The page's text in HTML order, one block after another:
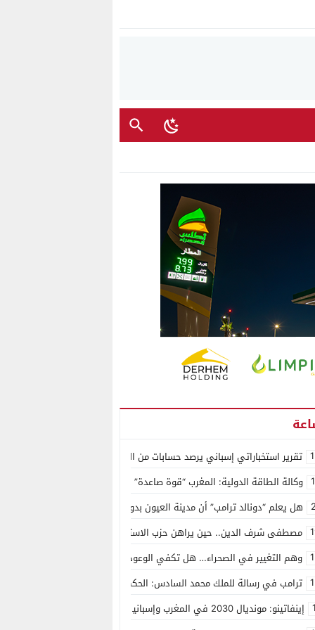
تقرير استخباراتي إسباني يرصد حسابات من الجزائر وأرقاما بـ”213+” ضمن حملة رقمية منظمة حرّضت على اقتحام سبتة
وكالة الطاقة الدولية: المغرب “قوة صاعدة” في سوق المعادن الاستراتيجية
هل يعلم “دونالد ترامب” أن مدينة العيون بدون ماء؟
مصطفى شرف الدين.. حين يراهن حزب الاستقلال على الكفاءة ويمنح الشباب
وهم التغيير في الصحراء… هل تكفي الوعود الفارغة لصناعة الواقع؟
ترامب في رسالة للملك محمد السادس: الحكم الذاتي هو الأساس الوحيد لحل
إينفاتينو: مونديال 2030 في المغرب وإسبانيا والبرتغال سيكون “الأجمل في التاريخ”